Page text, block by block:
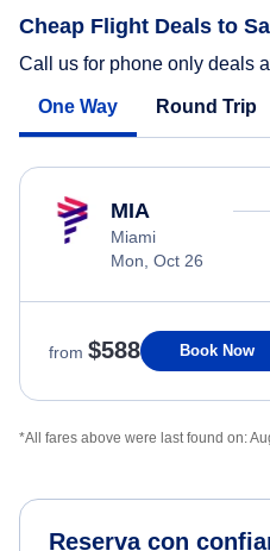
Cheap Flight Deals to
Call us for phone only deals
One Way Round Trip
MIA
Miami
Mon, Oct 26
from $588 Book Now
*All fares above were last found on:
Reserva con